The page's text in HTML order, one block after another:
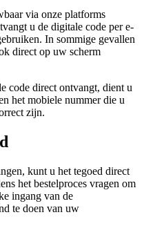
via onze platforms
u de digitale code per e-
In sommige gevallen
direct op uw scherm
code direct ontvangt, dient u
het mobiele nummer die u
zijn.
kunt u het tegoed direct
het bestelproces vragen om
ingang van de
te doen van uw